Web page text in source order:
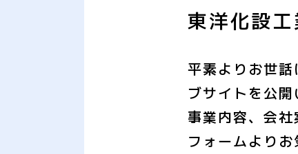
東洋化設
平素よりお世
ブサイトを公
事業内容、会社
フォームよりお